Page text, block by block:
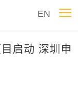
EN
启动 深圳申